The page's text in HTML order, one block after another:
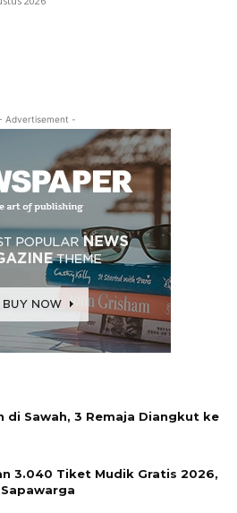
Advertisement -
di Sawah, 3 Remaja Diangkut ke
3.040 Tiket Mudik Gratis 2026,